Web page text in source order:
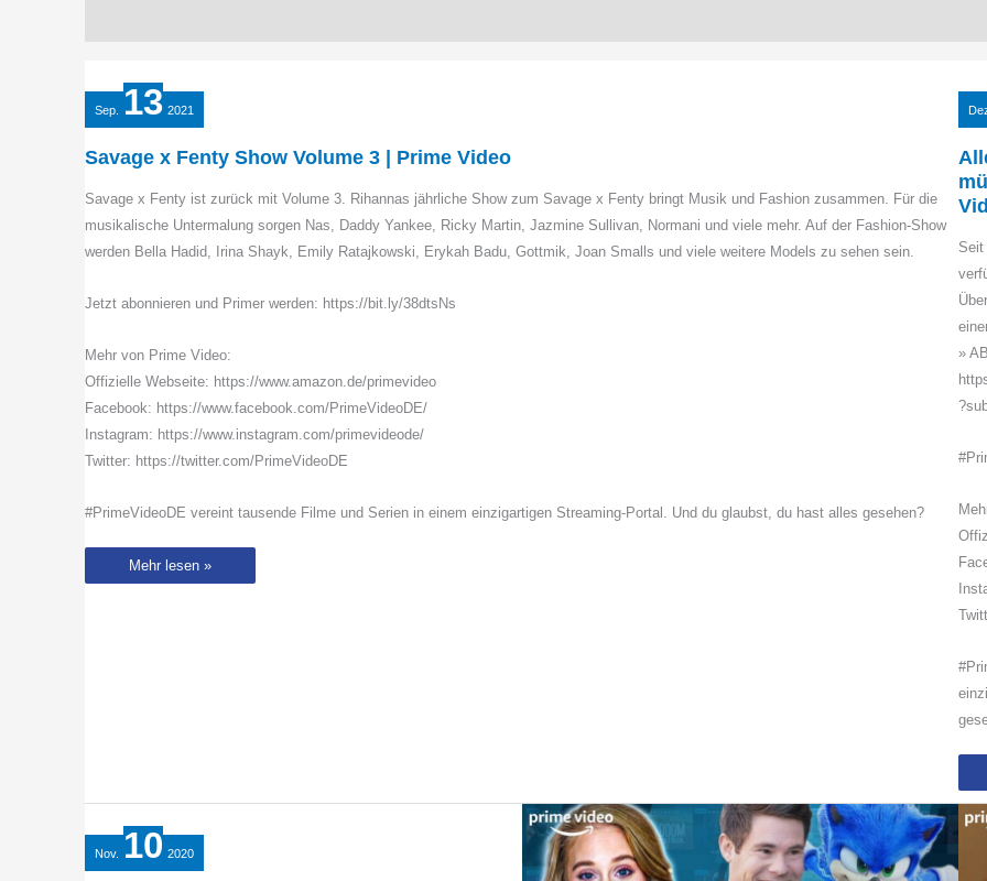
Sep. 13 2021
Savage x Fenty Show Volume 3 | Prime Video
Savage x Fenty ist zurück mit Volume 3. Rihannas jährliche Show zum Savage x Fenty bringt Musik und Fashion zusammen. Für die
musikalische Untermalung sorgen Nas, Daddy Yankee, Ricky Martin, Jazmine Sullivan, Normani und viele mehr. Auf der Fashion-Show
werden Bella Hadid, Irina Shayk, Emily Ratajkowski, Erykah Badu, Gottmik, Joan Smalls und viele weitere Models zu sehen sein.
Jetzt abonnieren und Primer werden: https://bit.ly/38dtsNs
Mehr von Prime Video:
Offizielle Webseite: https://www.amazon.de/primevideo
Facebook: https://www.facebook.com/PrimeVideoDE/
Instagram: https://www.instagram.com/primevideode/
Twitter: https://twitter.com/PrimeVideoDE
#PrimeVideoDE vereint tausende Filme und Serien in einem einzigartigen Streaming-Portal. Und du glaubst, du hast alles gesehen?
Savage
Mehr lesen »
»
Nov. 10 2020